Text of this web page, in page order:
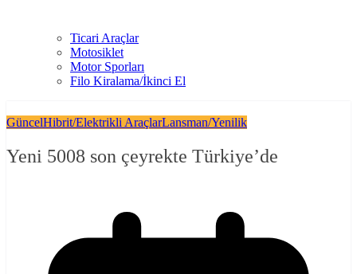
Ticari Araçlar
Motosiklet
Motor Sporları
Filo Kiralama/İkinci El
GüncelHibrit/Elektrikli AraçlarLansman/Yenilik
Yeni 5008 son çeyrekte Türkiye’de